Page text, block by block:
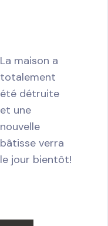
La maison a
totalement
été détruite
et une
nouvelle
bâtisse verra
le jour bientôt!